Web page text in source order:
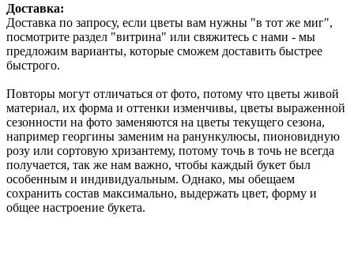
Доставка:
Доставка по запросу, если цветы вам нужны "в тот же миг",
посмотрите раздел "витрина" или свяжитесь с нами - мы
предложим варианты, которые сможем доставить быстрее
быстрого.
Повторы могут отличаться от фото, потому что цветы живой
материал, их форма и оттенки изменчивы, цветы выраженной
сезонности на фото заменяются на цветы текущего сезона,
например георгины заменим на ранункулюсы, пионовидную
розу или сортовую хризантему, потому точь в точь не всегда
получается, так же нам важно, чтобы каждый букет был
особенным и индивидуальным. Однако, мы обещаем
сохранить состав максимально, выдержать цвет, форму и
общее настроение букета.